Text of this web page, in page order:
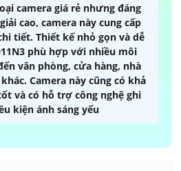
camera giá rẻ nhưng đáng
cao, camera này cung cấp
tiết. Thiết kế nhỏ gọn và dễ
phù hợp với nhiều môi
văn phòng, cửa hàng, nhà
Camera này cũng có khả
và có hỗ trợ công nghệ ghi
kiện ánh sáng yếu